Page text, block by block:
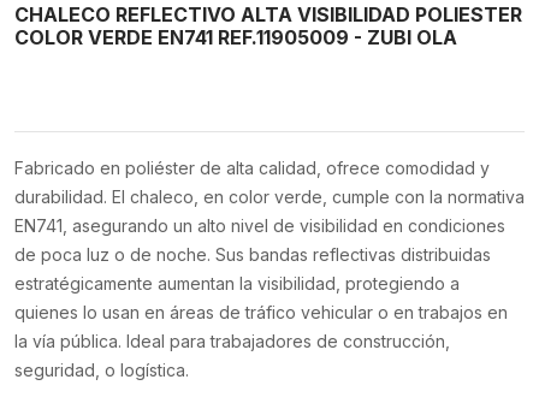
CHALECO REFLECTIVO ALTA VISIBILIDAD POLIESTER
COLOR VERDE EN741 REF.11905009 - ZUBI OLA
Fabricado en poliéster de alta calidad, ofrece comodidad y
durabilidad. El chaleco, en color verde, cumple con la normativa
EN741, asegurando un alto nivel de visibilidad en condiciones
de poca luz o de noche. Sus bandas reflectivas distribuidas
estratégicamente aumentan la visibilidad, protegiendo a
quienes lo usan en áreas de tráfico vehicular o en trabajos en
la vía pública. Ideal para trabajadores de construcción,
seguridad, o logística.